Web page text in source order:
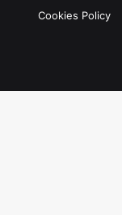
Cookies Policy